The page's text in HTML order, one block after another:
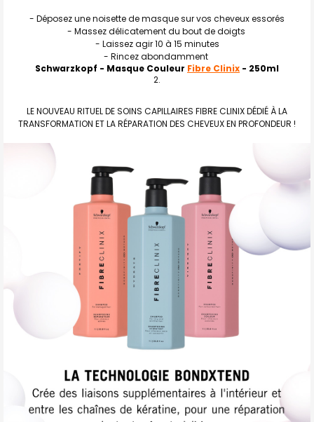
- Déposez une noisette de masque sur vos cheveux essorés
- Massez délicatement du bout de doigts
- Laissez agir 10 à 15 minutes
- Rincez abondamment
Schwarzkopf - Masque Couleur Fibre Clinix - 250ml
LE NOUVEAU RITUEL DE SOINS CAPILLAIRES FIBRE CLINIX DÉDIÉ À LA
TRANSFORMATION ET LA RÉPARATION DES CHEVEUX EN PROFONDEUR !